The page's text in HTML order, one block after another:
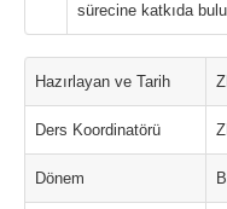
sürecine katkıda
Hazırlayan ve Tarih
Ders Koordinatörü
Dönem